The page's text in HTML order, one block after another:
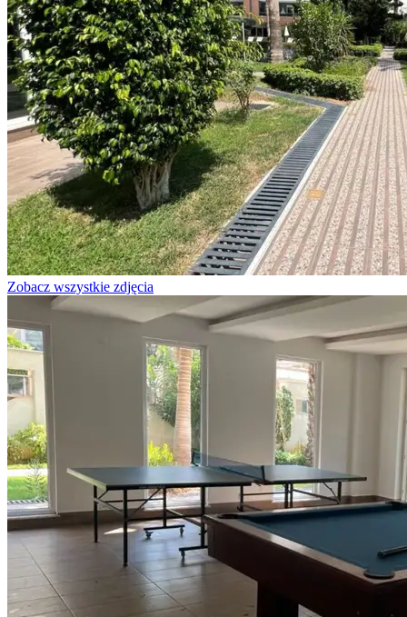
Zobacz wszystkie zdjęcia